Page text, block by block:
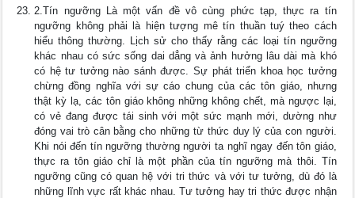
2.Tín ngưỡng Là một vấn đề vô cùng phức tạp, thực ra tín
ngưỡng không phải là hiện tượng mê tín thuần tuý theo cách
hiểu thông thường. Lịch sử cho thấy rằng các loại tín ngưỡng
khác nhau có sức sống dai dẳng và ảnh hưởng lâu dài mà khó
có hệ tư tưởng nào sánh được. Sự phát triển khoa học tưởng
chừng đồng nghĩa với sự cáo chung của các tôn giáo, nhưng
thật kỳ lạ, các tôn giáo không những không chết, mà ngược lại,
có vẻ đang được tái sinh với một sức mạnh mới, dường như
đóng vai trò cân bằng cho những từ thức duy lý của con người.
Khi nói đến tín ngưỡng thường người ta nghĩ ngay đến tôn giáo,
thực ra tôn giáo chỉ là một phần của tín ngưỡng mà thôi. Tín
ngưỡng cũng có quan hệ với tri thức và với tư tưởng, dù đó là
những lĩnh vực rất khác nhau. Tư tưởng hay tri thức được nhận